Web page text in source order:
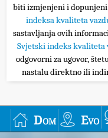
biti izmjenjeni i
indeksa kvaliteta
sastavljanja ovih
Svjetski indeks kvaliteta
odgovorni za ugovor,
nastalu direktno ili
Dom Evo